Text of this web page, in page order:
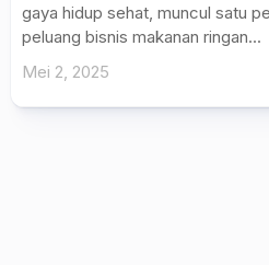
gaya hidup sehat, muncul satu
peluang bisnis makanan ringan...
Mei 2, 2025